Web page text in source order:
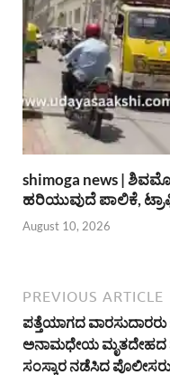
shimoga news |
ಹರಿಯುವುದೆ ಪಾಲಿಕೆ,
August 10, 2026
PREVIOUS ARTICLE
ಪತ್ತೆಯಾಗದ ವಾರಸುದಾರರು
ಅನಾಮಧೇಯ ಮೃತದೇಹದ
ಸಂಸ್ಕಾರ ನಡೆಸಿದ ಪೊಲೀಸರು